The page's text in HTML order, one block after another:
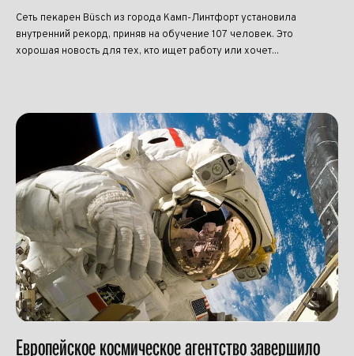
Сеть пекарен Büsch из города Камп-Линтфорт установила
внутренний рекорд, приняв на обучение 107 человек. Это
хорошая новость для тех, кто ищет работу или хочет...
Европейское космическое агентство завершило